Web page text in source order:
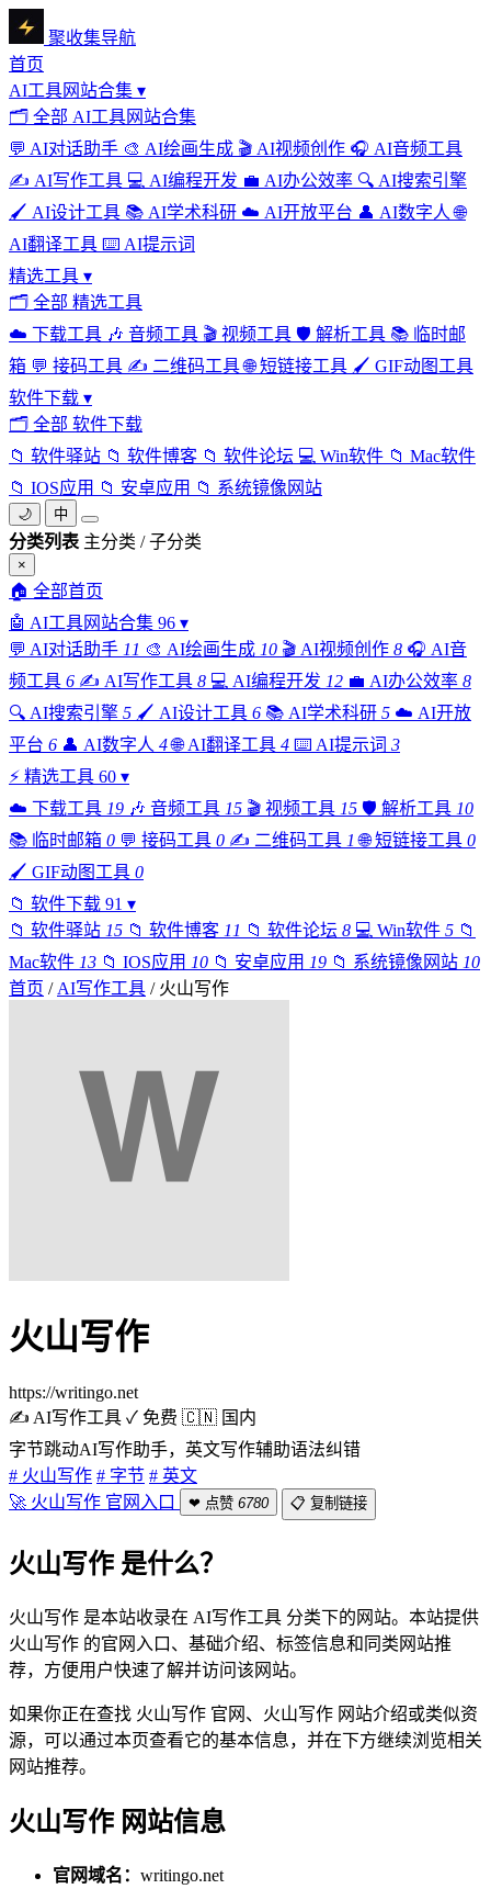
聚收集导航
首页
AI工具网站合集 ▾
🗂 全部 AI工具网站合集
💬 AI对话助手 🎨 AI绘画生成 🎬 AI视频创作 🎧 AI音频工具
✍️ AI写作工具 💻 AI编程开发 💼 AI办公效率 🔍 AI搜索引擎
🖌️ AI设计工具 📚 AI学术科研 ☁️ AI开放平台 👤 AI数字人 🌐
AI翻译工具 ⌨️ AI提示词
精选工具 ▾
🗂 全部 精选工具
☁️ 下载工具 🎶 音频工具 🎬 视频工具 🛡️ 解析工具 📚 临时邮
箱 💬 接码工具 ✍️ 二维码工具 🌐 短链接工具 🖌️ GIF动图工具
软件下载 ▾
🗂 全部 软件下载
📁 软件驿站 📁 软件博客 📁 软件论坛 💻 Win软件 📁 Mac软件
📁 IOS应用 📁 安卓应用 📁 系统镜像网站
🌙 中
分类列表 主分类 / 子分类
×
🏠 全部首页
🤖 AI工具网站合集 96 ▾
💬 AI对话助手 11 🎨 AI绘画生成 10 🎬 AI视频创作 8 🎧 AI音
频工具 6 ✍️ AI写作工具 8 💻 AI编程开发 12 💼 AI办公效率 8
🔍 AI搜索引擎 5 🖌️ AI设计工具 6 📚 AI学术科研 5 ☁️ AI开放
平台 6 👤 AI数字人 4 🌐 AI翻译工具 4 ⌨️ AI提示词 3
⚡ 精选工具 60 ▾
☁️ 下载工具 19 🎶 音频工具 15 🎬 视频工具 15 🛡️ 解析工具 10
📚 临时邮箱 0 💬 接码工具 0 ✍️ 二维码工具 1 🌐 短链接工具 0
🖌️ GIF动图工具 0
📁 软件下载 91 ▾
📁 软件驿站 15 📁 软件博客 11 📁 软件论坛 8 💻 Win软件 5 📁
Mac软件 13 📁 IOS应用 10 📁 安卓应用 19 📁 系统镜像网站 10
首页 / AI写作工具 / 火山写作
火山写作
https://writingo.net
✍️ AI写作工具 ✓ 免费 🇨🇳 国内
字节跳动AI写作助手，英文写作辅助语法纠错
# 火山写作 # 字节 # 英文
🚀 火山写作 官网入口
❤ 点赞 6780 📋 复制链接
火山写作 是什么？
火山写作 是本站收录在 AI写作工具 分类下的网站。本站提供
火山写作 的官网入口、基础介绍、标签信息和同类网站推
荐，方便用户快速了解并访问该网站。
如果你正在查找 火山写作 官网、火山写作 网站介绍或类似资
源，可以通过本页查看它的基本信息，并在下方继续浏览相关
网站推荐。
火山写作 网站信息
官网域名： writingo.net